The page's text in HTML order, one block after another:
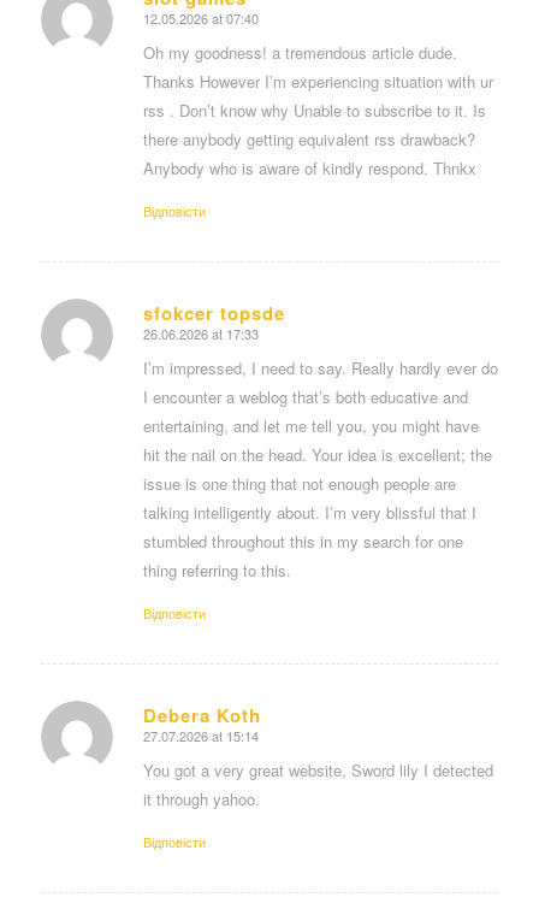
says:
12.05.2026 at 07:40
Oh my goodness! a tremendous article dude.
Thanks However I’m experiencing situation with ur
rss . Don’t know why Unable to subscribe to it. Is
there anybody getting equivalent rss drawback?
Anybody who is aware of kindly respond. Thnkx
Відповіcти
sfokcer topsde
says:
26.06.2026 at 17:33
I’m impressed, I need to say. Really hardly ever do
I encounter a weblog that’s both educative and
entertaining, and let me tell you, you might have
hit the nail on the head. Your idea is excellent; the
issue is one thing that not enough people are
talking intelligently about. I’m very blissful that I
stumbled throughout this in my search for one
thing referring to this.
Відповіcти
Debera Koth
says:
27.07.2026 at 15:14
You got a very great website, Sword lily I detected
it through yahoo.
Відповіcти